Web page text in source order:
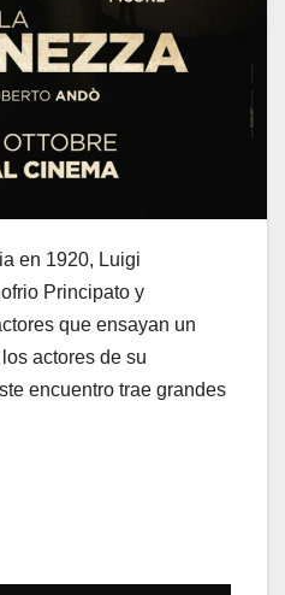
en 1920, Luigi
Principato y
que ensayan un
actores de su
encuentro trae grandes